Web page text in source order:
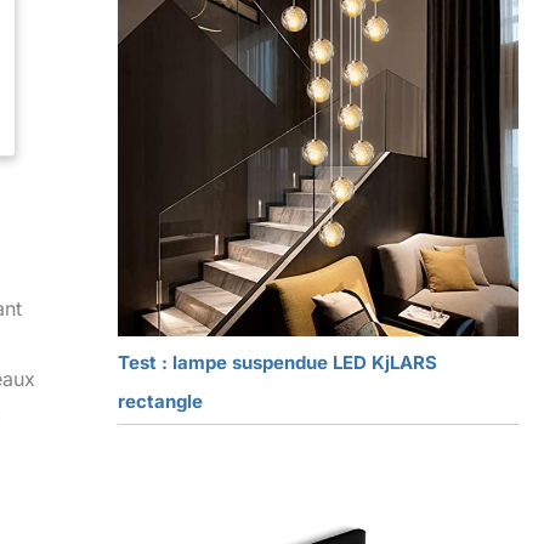
Test : lampe suspendue LED KjLARS
rectangle